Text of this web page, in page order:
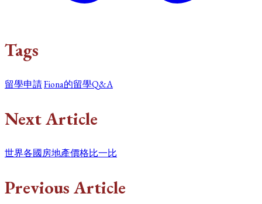
Tags
留學申請Fiona的留學Q&A
Next Article
世界各國房地產價格比一比
Previous Article